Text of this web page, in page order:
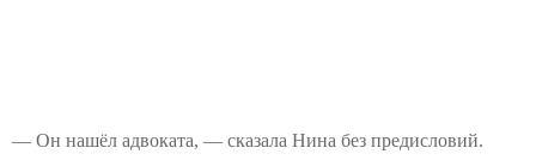
— Он нашёл адвоката, — сказала Нина без предисловий.